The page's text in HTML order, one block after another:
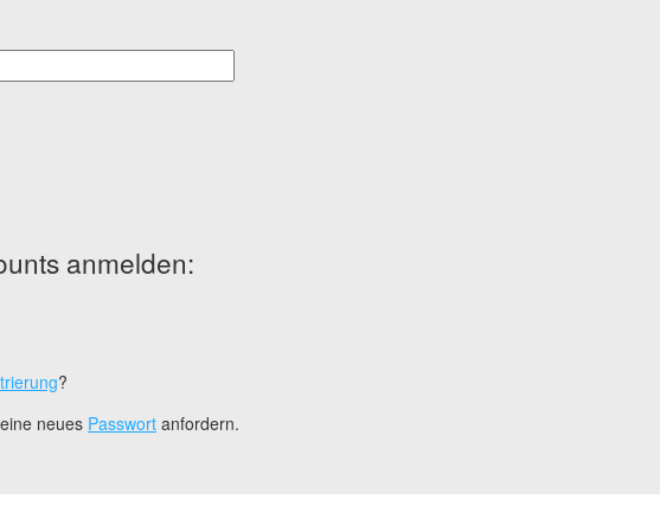
anmelden:
?
neues Passwort anfordern.